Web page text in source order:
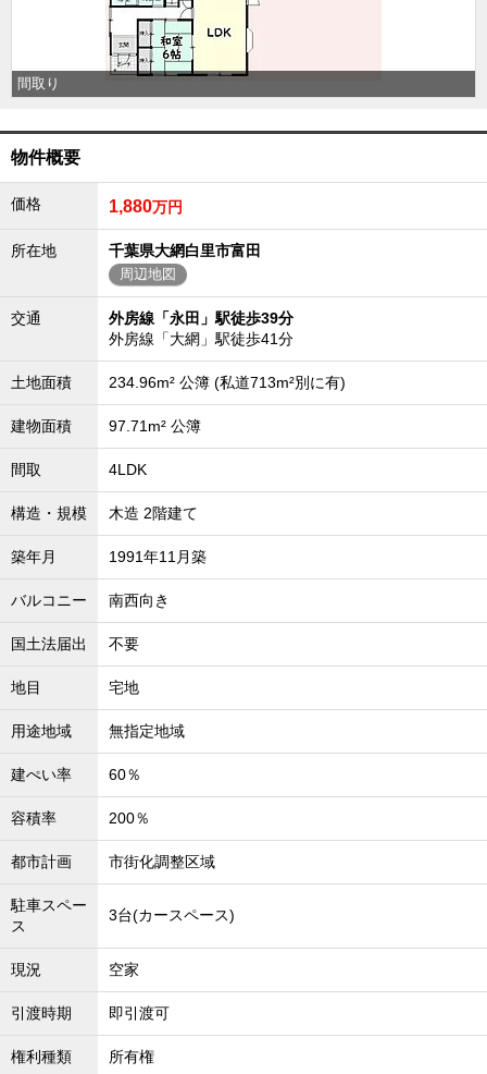
間取り
物件概要
価格 1,880万円
所在地 千葉県大網白里市富田
周辺地図
交通
外房線「永田」駅徒歩39分
外房線「大網」駅徒歩41分
土地面積 234.96m² 公簿 (私道713m²別に有)
建物面積 97.71m² 公簿
間取 4LDK
構造・規模 木造 2階建て
築年月 1991年11月築
バルコニー 南西向き
国土法届出 不要
地目 宅地
用途地域 無指定地域
建ぺい率 60％
容積率 200％
都市計画 市街化調整区域
駐車スペー
ス
3台(カースペース)
現況 空家
引渡時期 即引渡可
権利種類 所有権
千葉市エリアの新築一戸建
千葉市エリアの中古一戸建
千葉市エリアのマンション
千葉市エリアの土地
外房エリアの新築一戸建
外房エリアの中古一戸建
外房エリアのマンション
外房エリアの土地
内房エリア
内房エリアの新築一戸建
内房エリアの中古一戸建
内房エリアのマンション
内房エリアの土地
東京全域エリア
東京全域エリアの新築一戸建
東京全域エリアのマンション
東京全域エリアの土地
神奈川全域エリアの新築一戸建
神奈川全域エリアの中古一戸建
神奈川全域エリアのマンション
沖縄全域エリア
沖縄全域エリアの新築一戸建
沖縄全域エリアの土地
お客様の声
全店舗営業社員募集！